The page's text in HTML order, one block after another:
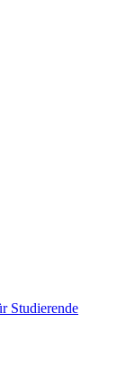
Studierende